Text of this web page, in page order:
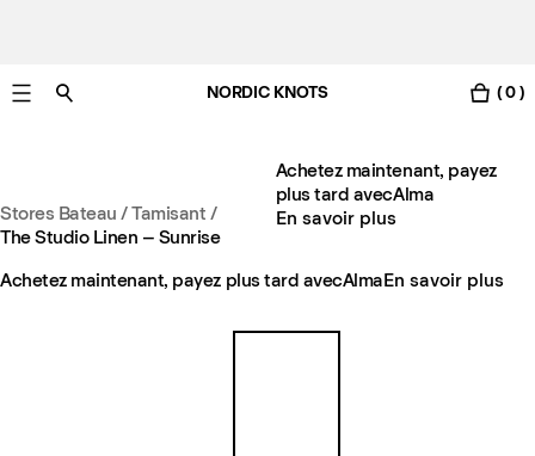
NORDIC KNOTS ( 0 )
Stores Bateau / Tamisant /
The Studio Linen – Sunrise
Achetez maintenant, payez
plus tard avecAlma
En savoir plus
Achetez maintenant, payez plus tard avecAlmaEn savoir plus